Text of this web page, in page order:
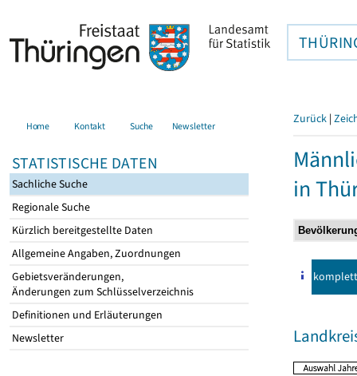
Home Kontakt Suche Newsletter
STATISTISCHE DATEN
Sachliche Suche
Regionale Suche
Kürzlich bereitgestellte Daten
Allgemeine Angaben, Zuordnungen
Gebietsveränderungen,
Änderungen zum Schlüsselverzeichnis
Definitionen und Erläuterungen
Newsletter
Zurück |
in
komplett